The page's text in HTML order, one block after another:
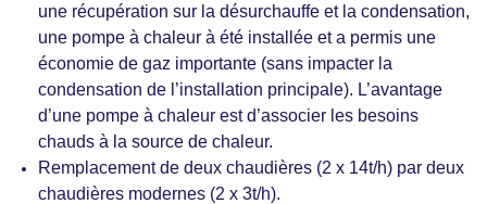
une récupération sur la désurchauffe et la condensation,
une pompe à chaleur à été installée et a permis une
économie de gaz importante (sans impacter la
condensation de l’installation principale). L’avantage
d’une pompe à chaleur est d’associer les besoins
chauds à la source de chaleur.
Remplacement de deux chaudières (2 x 14t/h) par deux
chaudières modernes (2 x 3t/h).